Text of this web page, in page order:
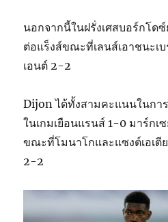
นอกจากนี้ในฝรั่งเศสบอร์กโด
ต่อแร็งส์ขณะที่เลนส์เอาชนะเ
เอนต์ 2-2
Dijon ได้ทั้งสามคะแนนในกา
ในเกมเยือนแรนส์ 1-0 มาร์กเ
ขณะที่โมนาโกและแซงต์เอเตี
2-2